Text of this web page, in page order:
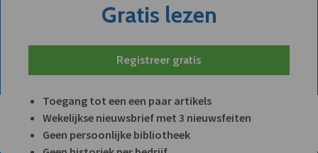
Gratis lezen
Registreer gratis
Toegang tot een een paar artikels
Wekelijkse nieuwsbrief met 3 nieuwsfeiten
Geen persoonlijke bibliotheek